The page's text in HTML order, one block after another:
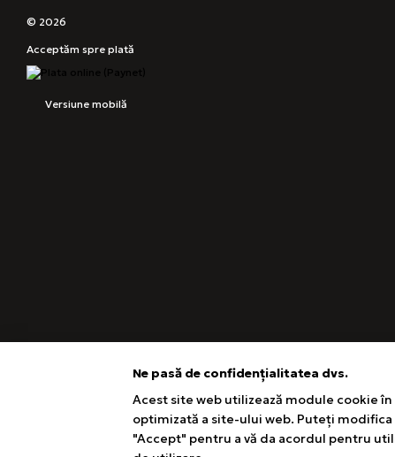
© 2026
Acceptăm spre plată
Versiune mobilă
Magazin online creat cu Horoshop
Ne pasă de confidențialitatea dvs.
Acest site web utilizează module cookie
optimizată a site-ului web. Puteți
"Accept" pentru a vă da acordul pentru